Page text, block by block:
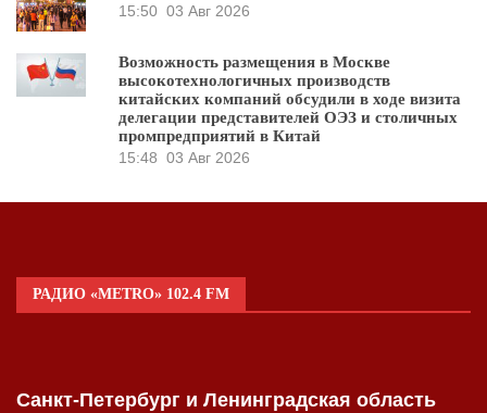
15:50 03 Авг 2026
Возможность размещения в Москве
высокотехнологичных производств
китайских компаний обсудили в ходе визита
делегации представителей ОЭЗ и столичных
промпредприятий в Китай
15:48 03 Авг 2026
РАДИО «METRO» 102.4 FM
Санкт-Петербург и Ленинградская область